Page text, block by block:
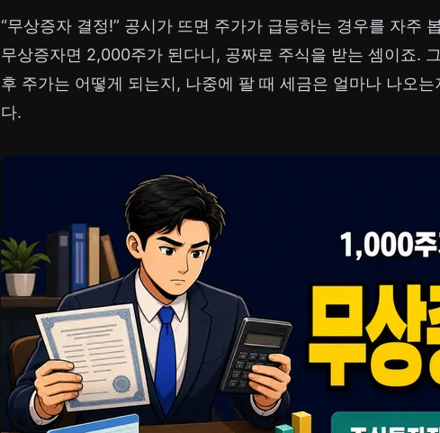
“무상증자 결정!” 공시가 뜨면 주가가 급등하는 경우를 자주
무상증자면 2,000주가 된다니, 공짜로 주식을 받는 셈이죠.
후 주가는 어떻게 되는지, 나중에 팔 때 세금은 얼마나 나오
다.